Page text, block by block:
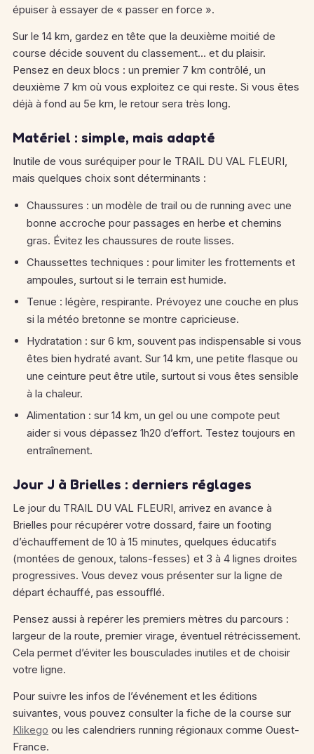
épuiser à essayer de « passer en force ».
Sur le 14 km, gardez en tête que la deuxième moitié de
course décide souvent du classement… et du plaisir.
Pensez en deux blocs : un premier 7 km contrôlé, un
deuxième 7 km où vous exploitez ce qui reste. Si vous êtes
déjà à fond au 5e km, le retour sera très long.
Matériel : simple, mais adapté
Inutile de vous suréquiper pour le TRAIL DU VAL FLEURI,
mais quelques choix sont déterminants :
Chaussures : un modèle de trail ou de running avec une
bonne accroche pour passages en herbe et chemins
gras. Évitez les chaussures de route lisses.
Chaussettes techniques : pour limiter les frottements et
ampoules, surtout si le terrain est humide.
Tenue : légère, respirante. Prévoyez une couche en plus
si la météo bretonne se montre capricieuse.
Hydratation : sur 6 km, souvent pas indispensable si vous
êtes bien hydraté avant. Sur 14 km, une petite flasque ou
une ceinture peut être utile, surtout si vous êtes sensible
à la chaleur.
Alimentation : sur 14 km, un gel ou une compote peut
aider si vous dépassez 1h20 d’effort. Testez toujours en
entraînement.
Jour J à Brielles : derniers réglages
Le jour du TRAIL DU VAL FLEURI, arrivez en avance à
Brielles pour récupérer votre dossard, faire un footing
d’échauffement de 10 à 15 minutes, quelques éducatifs
(montées de genoux, talons-fesses) et 3 à 4 lignes droites
progressives. Vous devez vous présenter sur la ligne de
départ échauffé, pas essoufflé.
Pensez aussi à repérer les premiers mètres du parcours :
largeur de la route, premier virage, éventuel rétrécissement.
Cela permet d’éviter les bousculades inutiles et de choisir
votre ligne.
Pour suivre les infos de l’événement et les éditions
suivantes, vous pouvez consulter la fiche de la course sur
Klikego ou les calendriers running régionaux comme Ouest-
France.